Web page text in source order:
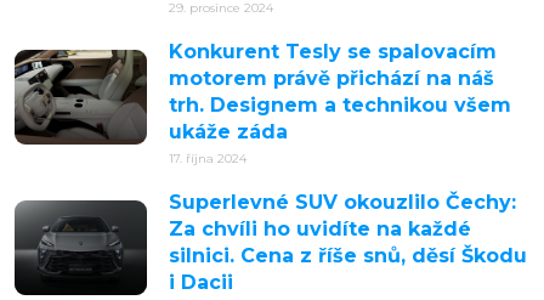
29. prosince 2024
Konkurent Tesly se spalovacím
motorem právě přichází na náš
trh. Designem a technikou všem
ukáže záda
17. října 2024
Superlevné SUV okouzlilo Čechy:
Za chvíli ho uvidíte na každé
silnici. Cena z říše snů, děsí Škodu
i Dacii